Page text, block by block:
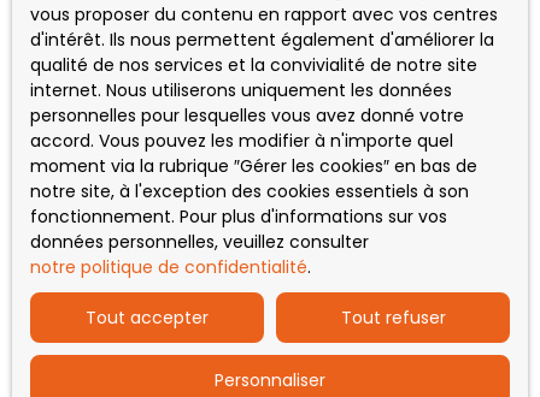
Nos honoraires
Mentions légales
Politique de confidentialité
Plan du site
Gérer les cookies
Propulsé par
vous proposer du contenu en rapport avec vos centres
d'intérêt. Ils nous permettent également d'améliorer la
qualité de nos services et la convivialité de notre site
internet. Nous utiliserons uniquement les données
personnelles pour lesquelles vous avez donné votre
accord. Vous pouvez les modifier à n'importe quel
moment via la rubrique ″Gérer les cookies″ en bas de
notre site, à l'exception des cookies essentiels à son
fonctionnement. Pour plus d'informations sur vos
données personnelles, veuillez consulter
notre politique de confidentialité.
Tout accepter Tout refuser
Personnaliser